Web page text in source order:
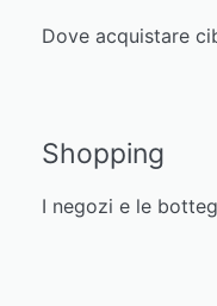
Dove acquistare
Shopping
I negozi e le